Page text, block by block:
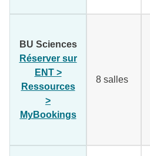
BU Sciences
Réserver sur
ENT >
Ressources
>
MyBookings(lien externe)
8 salles